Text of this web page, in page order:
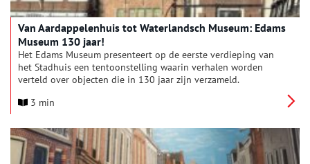
Van Aardappelenhuis tot Waterlandsch Museum: Edams
Museum 130 jaar!
Het Edams Museum presenteert op de eerste verdieping van
het Stadhuis een tentoonstelling waarin verhalen worden
verteld over objecten die in 130 jaar zijn verzameld.
Edam, over de herkomst van enkele eerste collectiestukken,
stadsgezichten.
3 min